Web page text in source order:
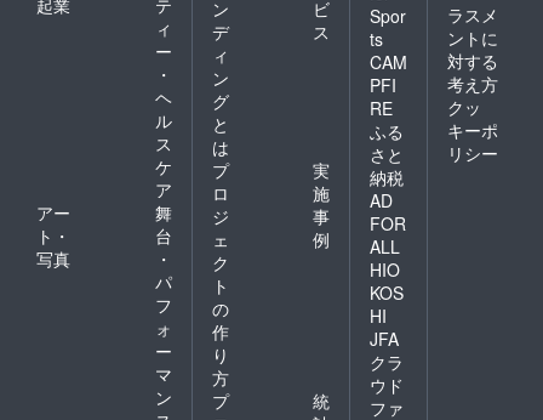
起業
テ
ィ
ー
・
ヘ
ル
ス
ケ
ア
アー
ト・
写真
舞
台
・
パ
フ
ォ
ー
マ
ン
ン
デ
ィ
ン
グ
と
は
ビ
ス
プ
ロ
ジ
ェ
ク
ト
の
作
り
方
実
施
事
例
プ
統
Spor
ts
CAM
PFI
RE
ふる
さと
納税
AD
FOR
ALL
HIO
KOS
HI
JFA
クラ
ウド
ファ
ラスメ
ントに
対する
考え方
クッ
キーポ
リシー